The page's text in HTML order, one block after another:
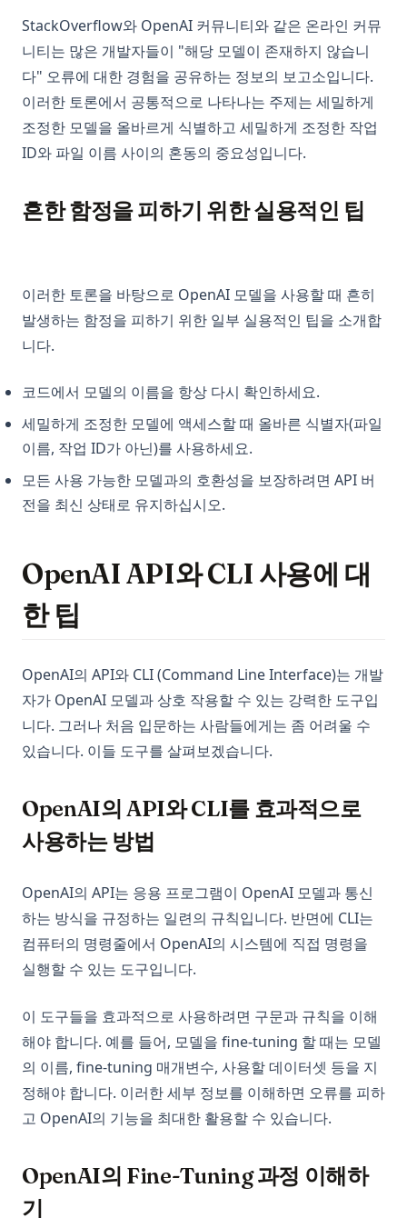
StackOverflow와 OpenAI 커뮤니티와 같은 온라인 커뮤
니티는 많은 개발자들이 "해당 모델이 존재하지 않습니
다" 오류에 대한 경험을 공유하는 정보의 보고소입니다.
이러한 토론에서 공통적으로 나타나는 주제는 세밀하게
조정한 모델을 올바르게 식별하고 세밀하게 조정한 작업
ID와 파일 이름 사이의 혼동의 중요성입니다.
흔한 함정을 피하기 위한 실용적인 팁
이러한 토론을 바탕으로 OpenAI 모델을 사용할 때 흔히
발생하는 함정을 피하기 위한 일부 실용적인 팁을 소개합
니다.
코드에서 모델의 이름을 항상 다시 확인하세요.
세밀하게 조정한 모델에 액세스할 때 올바른 식별자(파일
이름, 작업 ID가 아닌)를 사용하세요.
모든 사용 가능한 모델과의 호환성을 보장하려면 API 버
전을 최신 상태로 유지하십시오.
OpenAI API와 CLI 사용에 대
한 팁
OpenAI의 API와 CLI (Command Line Interface)는 개발
자가 OpenAI 모델과 상호 작용할 수 있는 강력한 도구입
니다. 그러나 처음 입문하는 사람들에게는 좀 어려울 수
있습니다. 이들 도구를 살펴보겠습니다.
OpenAI의 API와 CLI를 효과적으로
사용하는 방법
OpenAI의 API는 응용 프로그램이 OpenAI 모델과 통신
하는 방식을 규정하는 일련의 규칙입니다. 반면에 CLI는
컴퓨터의 명령줄에서 OpenAI의 시스템에 직접 명령을
실행할 수 있는 도구입니다.
이 도구들을 효과적으로 사용하려면 구문과 규칙을 이해
해야 합니다. 예를 들어, 모델을 fine-tuning 할 때는 모델
의 이름, fine-tuning 매개변수, 사용할 데이터셋 등을 지
정해야 합니다. 이러한 세부 정보를 이해하면 오류를 피하
고 OpenAI의 기능을 최대한 활용할 수 있습니다.
OpenAI의 Fine-Tuning 과정 이해하
기